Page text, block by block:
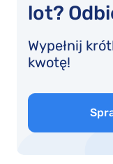
lot?
Wypełnij
kwotę!